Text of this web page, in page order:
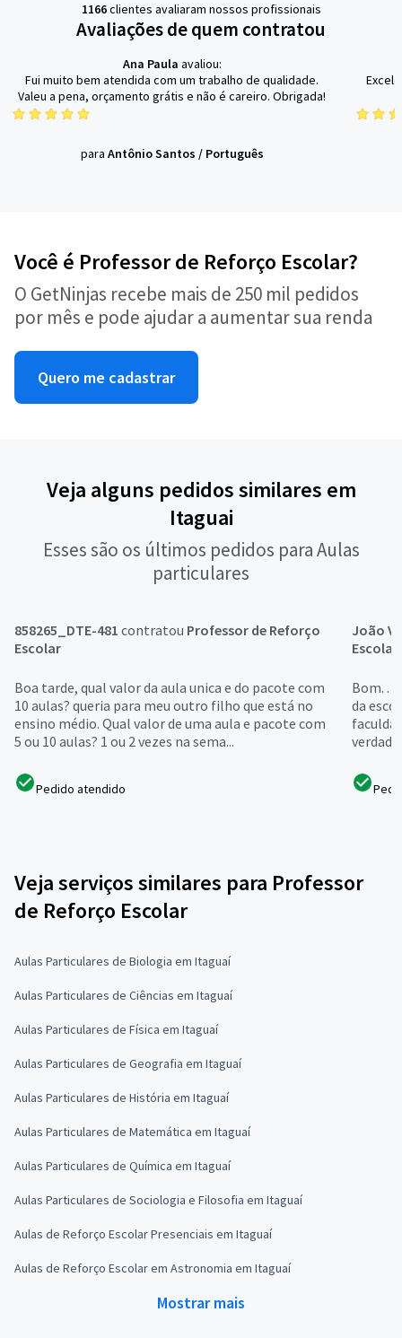
1166clientes avaliaram nossos profissionais
Avaliações de quem contratou
Ana Paula avaliou:
Fui muito bem atendida com um trabalho de qualidade.
Valeu a pena, orçamento grátis e não é careiro. Obrigada!
para Antônio Santos / Português
Você é Professor de Reforço Escolar?
O GetNinjas recebe mais de 250 mil pedidos
por mês e pode ajudar a aumentar sua renda
Quero me cadastrar
Veja alguns pedidos similares em
Itaguai
Esses são os últimos pedidos para Aulas
particulares
858265_DTE-481 contratou Professor de Reforço
Escolar
Boa tarde, qual valor da aula unica e do pacote com
10 aulas? queria para meu outro filho que está no
ensino médio. Qual valor de uma aula e pacote com
5 ou 10 aulas? 1 ou 2 vezes na sema...
Pedido atendido
João
Escolar
Bom. . .
da
Veja serviços similares para Professor
de Reforço Escolar
Aulas Particulares de Biologia em Itaguaí
Aulas Particulares de Ciências em Itaguaí
Aulas Particulares de Física em Itaguaí
Aulas Particulares de Geografia em Itaguaí
Aulas Particulares de História em Itaguaí
Aulas Particulares de Matemática em Itaguaí
Aulas Particulares de Química em Itaguaí
Aulas Particulares de Sociologia e Filosofia em Itaguaí
Aulas de Reforço Escolar Presenciais em Itaguaí
Aulas de Reforço Escolar em Astronomia em Itaguaí
Mostrar mais